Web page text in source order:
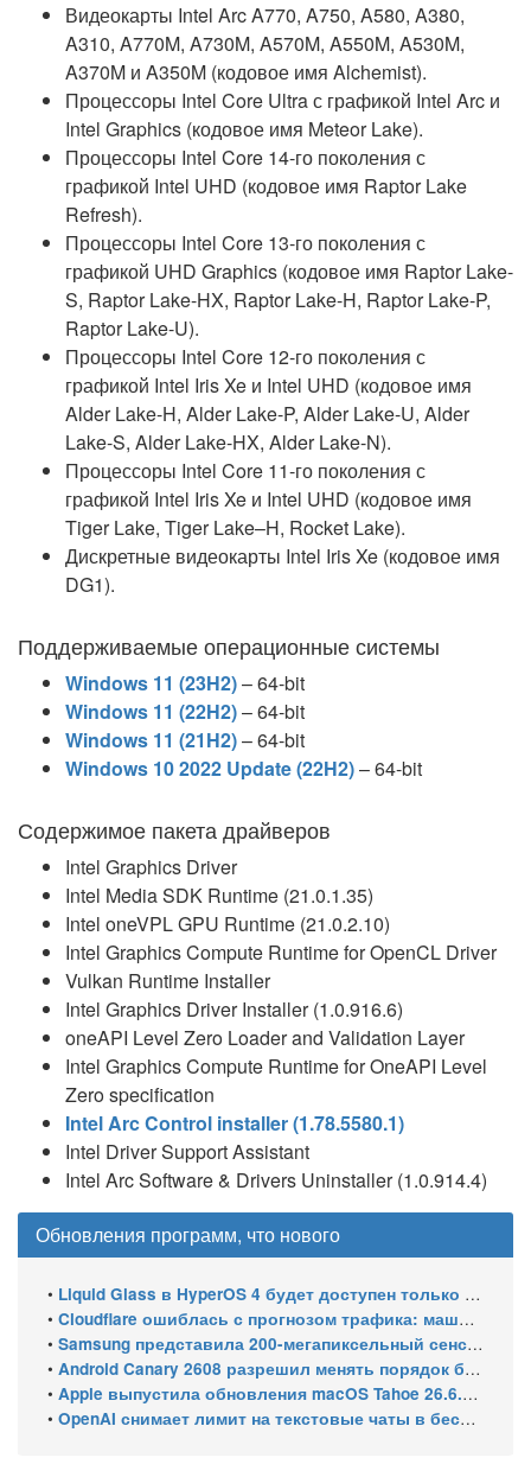
Видеокарты Intel Arc A770, A750, A580, A380,
A310, A770M, A730M, A570M, A550M, A530M,
A370M и A350M (кодовое имя Alchemist).
Процессоры Intel Core Ultra с графикой Intel Arc и
Intel Graphics (кодовое имя Meteor Lake).
Процессоры Intel Core 14-го поколения с
графикой Intel UHD (кодовое имя Raptor Lake
Refresh).
Процессоры Intel Core 13-го поколения с
графикой UHD Graphics (кодовое имя Raptor Lake-
S, Raptor Lake-HX, Raptor Lake-H, Raptor Lake-P,
Raptor Lake-U).
Процессоры Intel Core 12-го поколения с
графикой Intel Iris Xe и Intel UHD (кодовое имя
Alder Lake-H, Alder Lake-P, Alder Lake-U, Alder
Lake-S, Alder Lake-HX, Alder Lake-N).
Процессоры Intel Core 11-го поколения с
графикой Intel Iris Xe и Intel UHD (кодовое имя
Tiger Lake, Tiger Lake–H, Rocket Lake).
Дискретные видеокарты Intel Iris Xe (кодовое имя
DG1).
Поддерживаемые операционные системы
Windows 11 (23H2)– 64-bit
Windows 11 (22H2)– 64-bit
Windows 11 (21H2)– 64-bit
Windows 10 2022 Update (22H2)– 64-bit
Содержимое пакета драйверов
Intel Graphics Driver
Intel Media SDK Runtime (21.0.1.35)
Intel oneVPL GPU Runtime (21.0.2.10)
Intel Graphics Compute Runtime for OpenCL Driver
Vulkan Runtime Installer
Intel Graphics Driver Installer (1.0.916.6)
oneAPI Level Zero Loader and Validation Layer
Intel Graphics Compute Runtime for OneAPI Level
Zero specification
Intel Arc Control installer (1.78.5580.1)
Intel Driver Support Assistant
Intel Arc Software & Drivers Uninstaller (1.0.914.4)
Обновления программ, что нового
• Liquid Glass в HyperOS 4 будет доступен только на флагманских чипсетах
• Cloudflare ошиблась с прогнозом трафика: машины обошли людей в мае 2026
• Samsung представила 200-мегапиксельный сенсор ISOCELL HPC с DeepPix
• Android Canary 2608 разрешил менять порядок блоков шторки
• Apple выпустила обновления macOS Tahoe 26.6.1, Sequoia 15.7.9 и Sonoma 14.8.9 для устранения уязвимости общего доступа к экрану
• OpenAI снимает лимит на текстовые чаты в бесплатном ChatGPT